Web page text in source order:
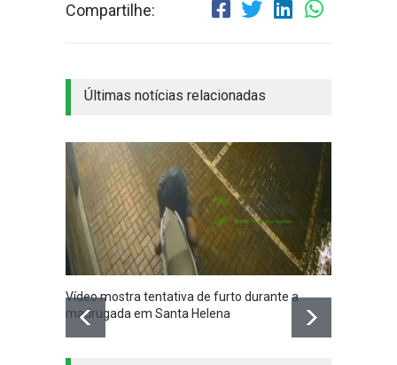
Compartilhe:
Últimas notícias relacionadas
Vídeo mostra tentativa de furto durante a
madrugada em Santa Helena